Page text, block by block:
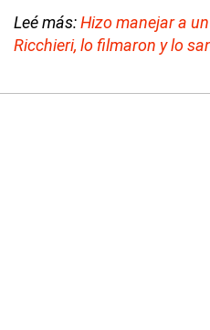
Leé más:Hizo manejar a
Ricchieri, lo filmaron y lo